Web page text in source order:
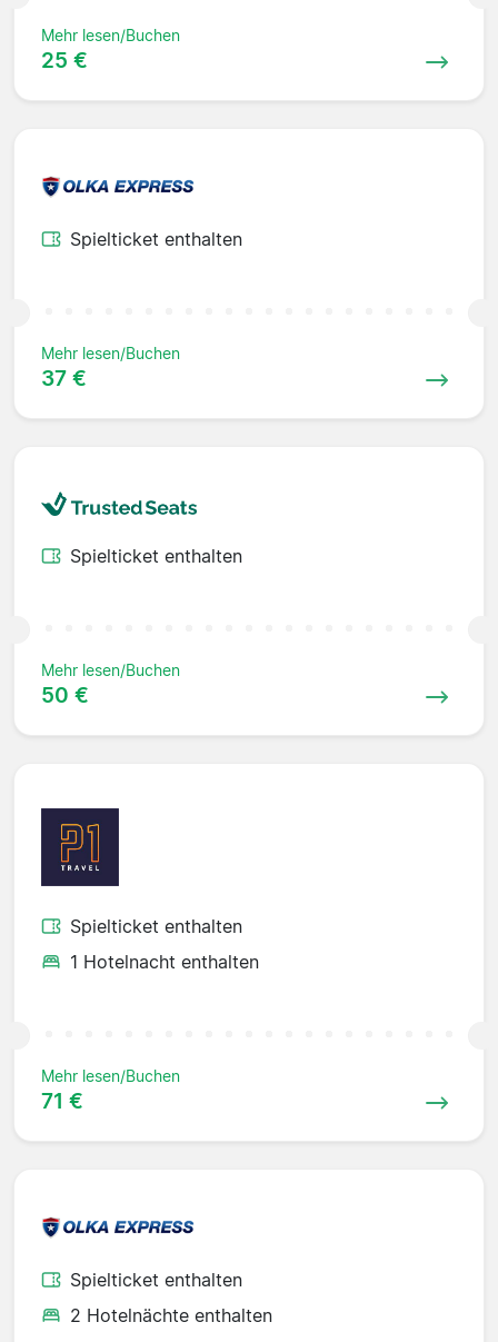
Mehr lesen/Buchen
25 €
Spielticket enthalten
Mehr lesen/Buchen
37 €
Spielticket enthalten
Mehr lesen/Buchen
50 €
Spielticket enthalten
1 Hotelnacht enthalten
Mehr lesen/Buchen
71 €
Spielticket enthalten
2 Hotelnächte enthalten